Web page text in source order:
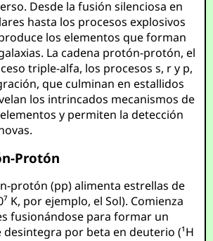
Desde la fusión silenciosa en
hasta los procesos explosivos
los elementos que forman
La cadena protón-protón, el
triple-alfa, los procesos s, r y p,
que culminan en estallidos
los intrincados mecanismos de
y permiten la detección
Protón
protón (pp) alimenta estrellas de
K, por ejemplo, el Sol). Comienza
fusionándose para formar un
por beta en deuterio (¹H